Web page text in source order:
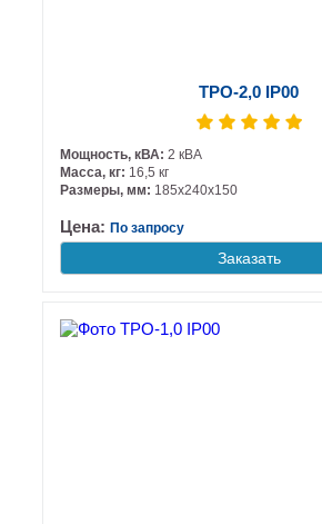
ТРО-2,0 IP00
Мощность, кВА: 2 кВА
Масса, кг: 16,5 кг
Размеры, мм: 185х240х150
Цена: По запросу
Заказать